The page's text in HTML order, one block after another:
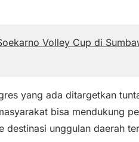
Volley Cup di
yang ada ditargetkan
bisa mendukung
unggulan daerah